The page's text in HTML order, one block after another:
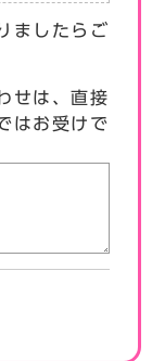
ましたらご
せは、直接
はお受けで